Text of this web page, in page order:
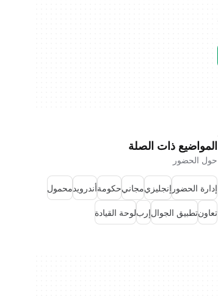
المواضيع ذات الصلة
حول الحضور
إدارة الحضور إنجليزيمجانيحكومةأندرويدمحمول
تعاونتطبيق الجوالإربلوحة القيادة